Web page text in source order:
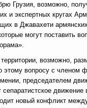
Грузия, возможно,
и экспертных кругах
в Джавахети
могут поставить
возможно,
этому вопросу с членом
председателем
движение
новый конфликт